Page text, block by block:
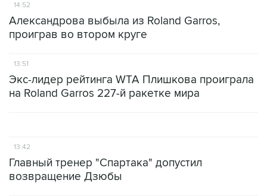
14:52
Александрова выбыла из Roland Garros,
проиграв во втором круге
13:51
Экс-лидер рейтинга WTA Плишкова проиграла
на Roland Garros 227-й ракетке мира
13:42
Главный тренер "Спартака" допустил
возвращение Дзюбы